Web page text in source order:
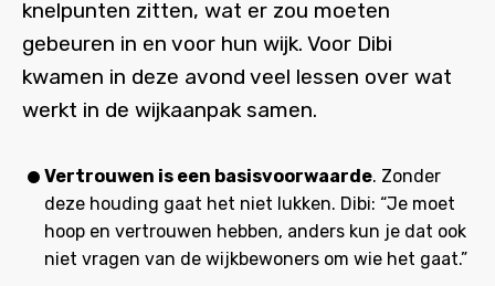
knelpunten zitten, wat er zou moeten
gebeuren in en voor hun wijk. Voor Dibi
kwamen in deze avond veel lessen over wat
werkt in de wijkaanpak samen.
Vertrouwen is een basisvoorwaarde. Zonder
deze houding gaat het niet lukken. Dibi: “Je moet
hoop en vertrouwen hebben, anders kun je dat ook
niet vragen van de wijkbewoners om wie het gaat.”